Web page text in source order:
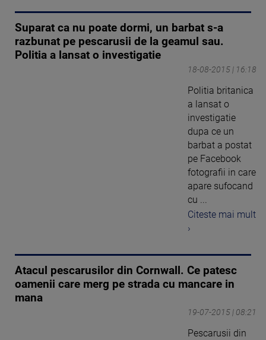
Suparat ca nu poate dormi, un barbat s-a
razbunat pe pescarusii de la geamul sau.
Politia a lansat o investigatie
18-08-2015 | 16:18
Politia britanica
a lansat o
investigatie
dupa ce un
barbat a postat
pe Facebook
fotografii in care
apare sufocand
cu ...
Citeste mai mult
›
Atacul pescarusilor din Cornwall. Ce patesc
oamenii care merg pe strada cu mancare in
mana
19-07-2015 | 08:21
Pescarusii din